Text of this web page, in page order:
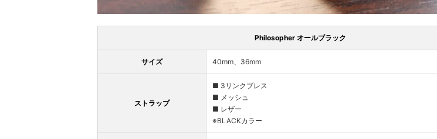
Philosopher オールブラック
サイズ 40mm、36mm
ストラップ
■ 3リンクブレス
■ メッシュ
■ レザー
※BLACKカラー